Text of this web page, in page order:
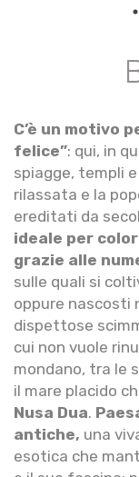
C’è un motivo
felice”: qui, in
spiagge, templi
rilassata e la
ereditati da
ideale per
grazie alle
sulle quali si
oppure nascosti
dispettose
cui non vuole
mondano, tra le
il mare placido
Nusa Dua.
antiche, una
esotica che